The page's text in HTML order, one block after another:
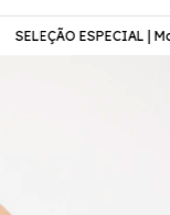
SELEÇÃO ESPECIAL |